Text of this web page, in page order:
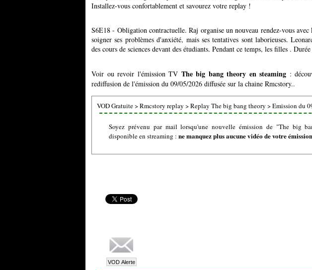
Installez-vous confortablement et savourez votre replay !
S6E18 - Obligation contractuelle. Raj organise un nouveau rendez-vous
soigner ses problèmes d'anxiété, mais ses tentatives sont laborieuses.
des cours de sciences devant des étudiants. Pendant ce temps, les filles .
Voir ou revoir l'émission TV The big bang theory en steaming :
rediffusion de l'émission du 09/05/2026 diffusée sur la chaine Rmcstory..
VOD Gratuite>Rmcstory replay >Replay The big bang theory >Emission du
Soyez prévenu par mail lorsqu'une nouvelle émission de "The big
disponible en streaming : ne manquez plus aucune vidéo de votre